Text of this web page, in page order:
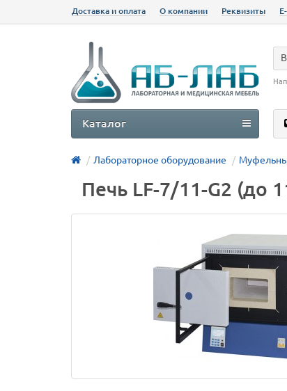
Доставка и оплата О компании Реквизиты
Каталог
Лабораторное оборудование
Печь LF-7/11-G2 (до